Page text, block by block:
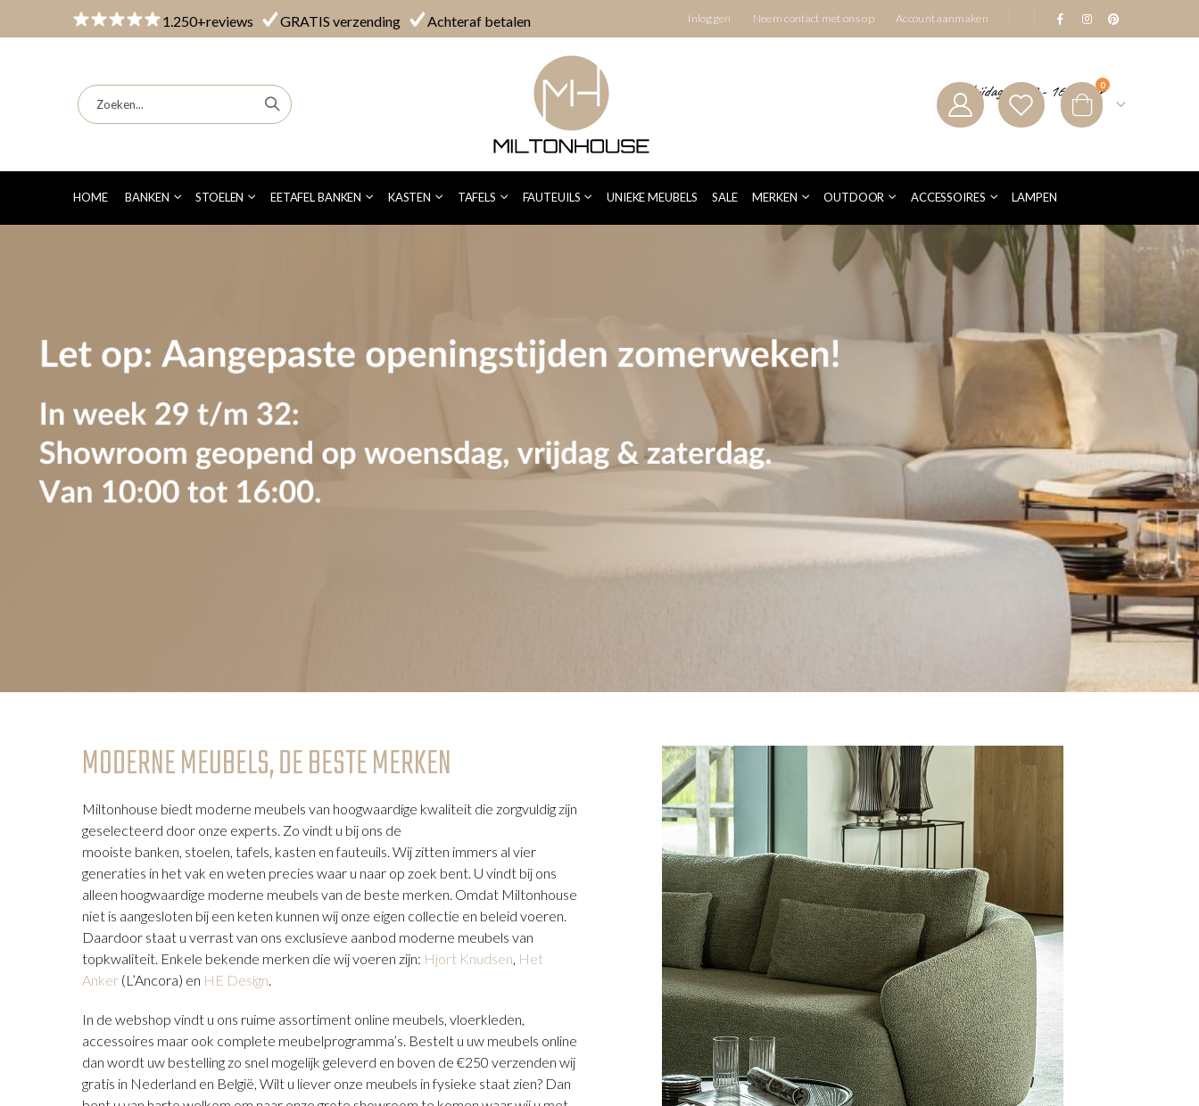
1.250+reviews GRATIS verzending Achteraf betalen Inloggen Neem contact met ons op Account aanmaken
Vrijdag 10:00 - 16:00 uur
Cart
0producten
HOME BANKEN STOELEN EETAFEL BANKEN KASTEN TAFELS FAUTEUILS UNIEKE MEUBELS SALE MERKEN OUTDOOR ACCESSOIRES LAMPEN
MODERNE MEUBELS, DE BESTE MERKEN
Miltonhouse biedt moderne meubels van hoogwaardige kwaliteit die zorgvuldig zijn
geselecteerd door onze experts. Zo vindt u bij ons de
mooiste banken, stoelen, tafels, kasten en fauteuils. Wij zitten immers al vier
generaties in het vak en weten precies waar u naar op zoek bent. U vindt bij ons
alleen hoogwaardige moderne meubels van de beste merken. Omdat Miltonhouse
niet is aangesloten bij een keten kunnen wij onze eigen collectie en beleid voeren.
Daardoor staat u verrast van ons exclusieve aanbod moderne meubels van
topkwaliteit. Enkele bekende merken die wij voeren zijn: Hjort Knudsen, Het
Anker (L’Ancora) en HE Design.
In de webshop vindt u ons ruime assortiment online meubels, vloerkleden,
accessoires maar ook complete meubelprogramma’s. Bestelt u uw meubels online
dan wordt uw bestelling zo snel mogelijk geleverd en boven de €250 verzenden wij
gratis in Nederland en België, Wilt u liever onze meubels in fysieke staat zien? Dan